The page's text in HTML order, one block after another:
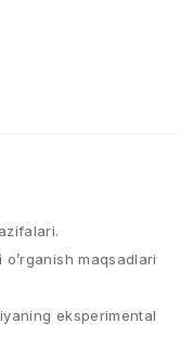
maqsadlari
eksperimental